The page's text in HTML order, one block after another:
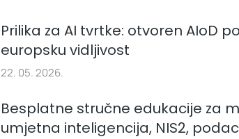
Prilika za AI tvrtke: otvoren AIoD
europsku vidljivost
22. 05. 2026.
Besplatne stručne edukacije za
umjetna inteligencija, NIS2, podaci